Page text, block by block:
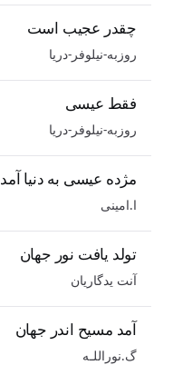
چقدر عجیب است
روزبه-نیلوفر-دریا
فقط عیسی
روزبه-نیلوفر-دریا
مژده عیسی به دنیا آمد
ا.امینی
تولد یافت نور جهان
آنت یدگاریان
آمد مسیح اندر جهان
گ.نوراللـه